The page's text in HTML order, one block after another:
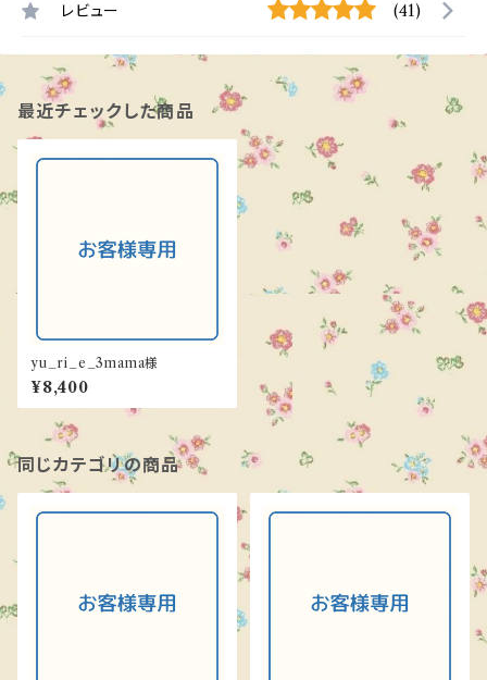
レビュー (41)
最近チェックした商品
yu_ri_e_3mama様
¥8,400
同じカテゴリの商品